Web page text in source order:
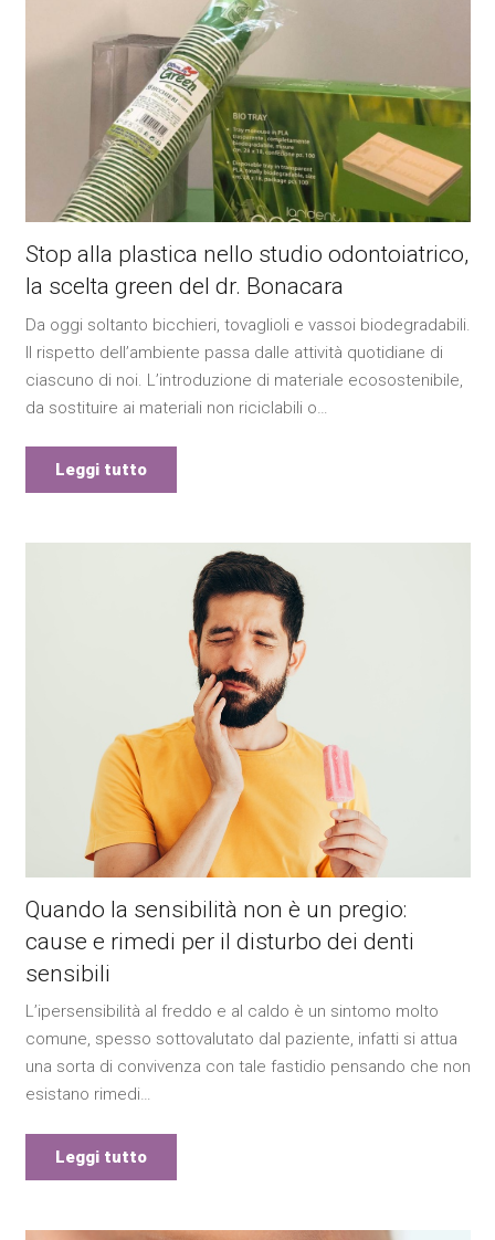
Stop alla plastica nello studio odontoiatrico,
la scelta green del dr. Bonacara
Da oggi soltanto bicchieri, tovaglioli e vassoi biodegradabili.
Il rispetto dell’ambiente passa dalle attività quotidiane di
ciascuno di noi. L’introduzione di materiale ecosostenibile,
da sostituire ai materiali non riciclabili o…
Leggi tutto
Quando la sensibilità non è un pregio:
cause e rimedi per il disturbo dei denti
sensibili
L’ipersensibilità al freddo e al caldo è un sintomo molto
comune, spesso sottovalutato dal paziente, infatti si attua
una sorta di convivenza con tale fastidio pensando che non
esistano rimedi…
Leggi tutto